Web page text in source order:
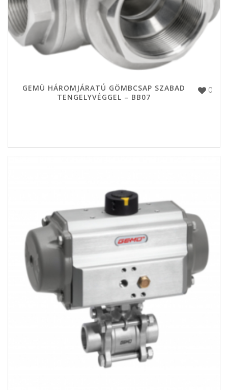
0
GEMÜ HÁROMJÁRATÚ GÖMBCSAP SZABAD
TENGELYVÉGGEL – BB07